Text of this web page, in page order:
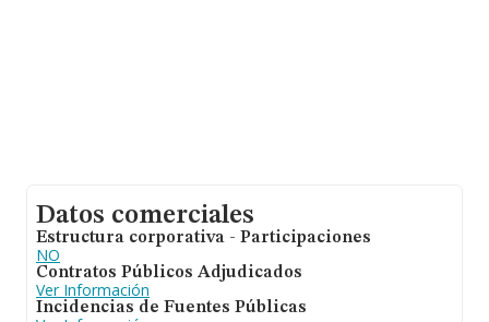
Datos comerciales
Estructura corporativa - Participaciones
NO
Contratos Públicos Adjudicados
Ver Información
Incidencias de Fuentes Públicas